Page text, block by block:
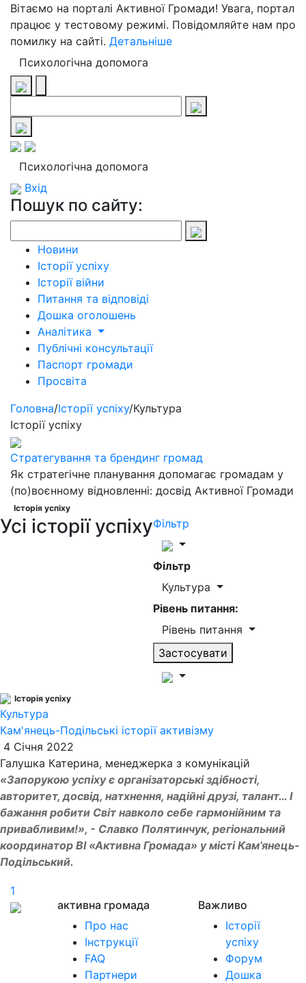
Вітаємо на порталі Активної Громади! Увага, портал
працює у тестовому режимі. Повідомляйте нам про
помилку на сайті. Детальніше
Психологічна допомога
Психологічна допомога
Вхід
Пошук по сайту:
Новини
Історії успіху
Історії війни
Питання та відповіді
Дошка оголошень
Аналітика
Публічні консультації
Паспорт громади
Просвіта
Головна/Історії успіху/Культура
Історії успіху
Стратегування та брендинг громад
Як стратегічне планування допомагає громадам у
(по)воєнному відновленні: досвід Активної Громади
Історія успіху
Усі історії успіхуФільтр
Фільтр
Культура
Рівень питання:
Рівень питання
Застосувати
Історія успіху
Культура
Кам'янець-Подільські історії активізму
4 Січня 2022
Галушка Катерина, менеджерка з комунікацій
«Запорукою успіху є організаторські здібності,
авторитет, досвід, натхнення, надійні друзі, талант… І
бажання робити Світ навколо себе гармонійним та
привабливим!», - Славко Полятинчук, регіональний
координатор ВІ «Активна Громада» у місті Кам’янець-
Подільський.
1
активна громада
Про нас
Інструкції
FAQ
Партнери
Важливо
Історії
успіху
Форум
Дошка